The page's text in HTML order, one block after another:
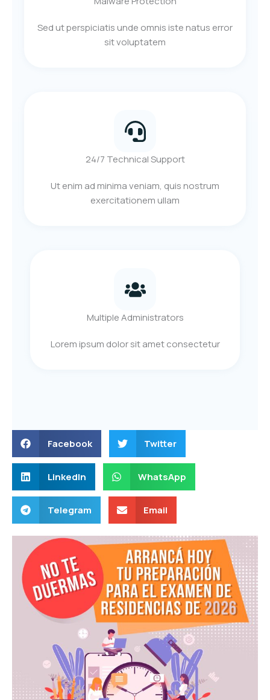
Sed ut perspiciatis unde omnis iste natus error
sit voluptatem
24/7 Technical Support
Ut enim ad minima veniam, quis nostrum
exercitationem ullam
Multiple Administrators
Lorem ipsum dolor sit amet consectetur
Facebook Twitter
LinkedIn WhatsApp
Telegram Email